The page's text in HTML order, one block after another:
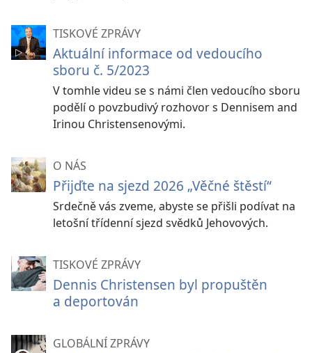
TISKOVÉ ZPRÁVY
Aktuální informace od vedoucího
sboru č. 5/2023
V tomhle videu se s námi člen vedoucího sboru
podělí o povzbudivý rozhovor s Dennisem and
Irinou Christensenovými.
O NÁS
Přijďte na sjezd 2026 „Věčné štěstí“
Srdečně vás zveme, abyste se přišli podívat na
letošní třídenní sjezd svědků Jehovových.
TISKOVÉ ZPRÁVY
Dennis Christensen byl propuštěn
a deportován
GLOBÁLNÍ ZPRÁVY